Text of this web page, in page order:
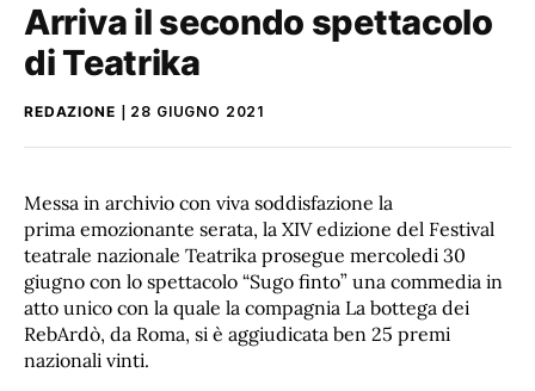
Arriva il secondo spettacolo
di Teatrika
REDAZIONE 28 GIUGNO 2021
Messa in archivio con viva soddisfazione la
prima emozionante serata, la XIV edizione del Festival
teatrale nazionale Teatrika prosegue mercoledi 30
giugno con lo spettacolo “Sugo finto” una commedia in
atto unico con la quale la compagnia La bottega dei
RebArdò, da Roma, si è aggiudicata ben 25 premi
nazionali vinti.